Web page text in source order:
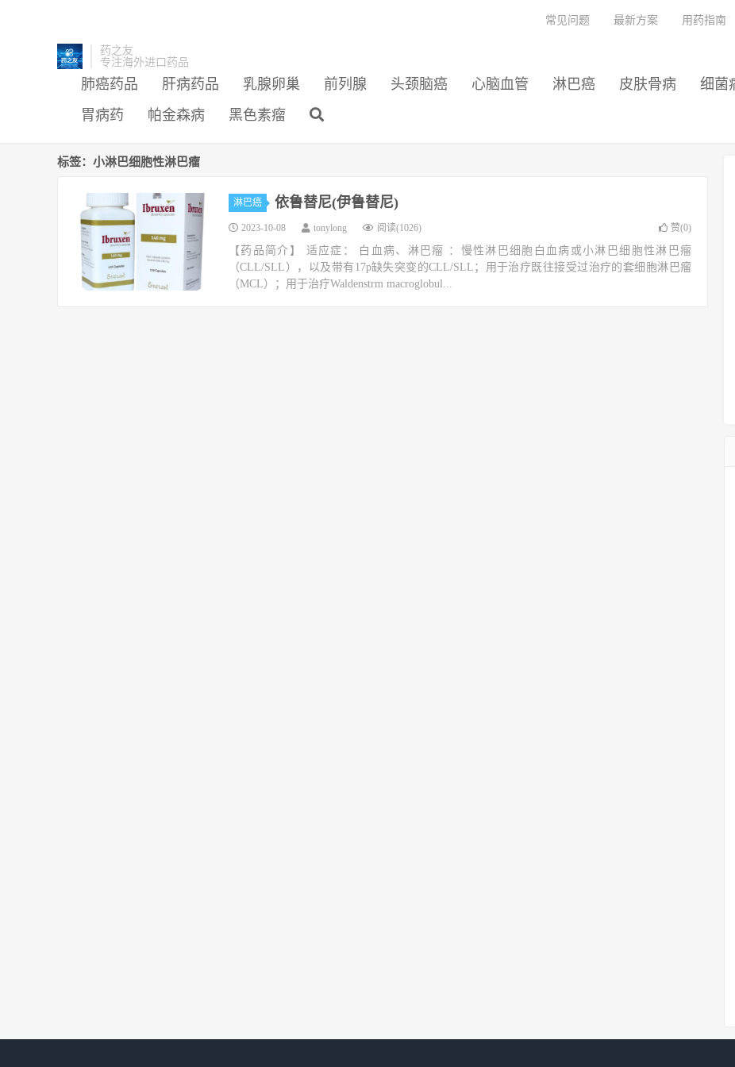
药之友
专注海外进口药品
肺癌药品 肝病药品 乳腺卵巢 前列腺 头颈脑癌 心脑血管 淋巴癌 皮肤骨病 细菌
胃病药
帕金森病 黑色素瘤
常见问题 最新方案 用药指南
标签：小淋巴细胞性淋巴瘤
淋巴癌 依鲁替尼(伊鲁替尼)
2023-10-08 tonylong 阅读(1026) 赞(0)
【药品简介】 适应症： 白血病、淋巴瘤 ：慢性淋巴细胞白血病或小淋巴细胞性淋巴瘤
（CLL/SLL），以及带有17p缺失突变的CLL/SLL；用于治疗既往接受过治疗的套细胞淋巴瘤
（MCL）；用于治疗Waldenstrm macroglobul...